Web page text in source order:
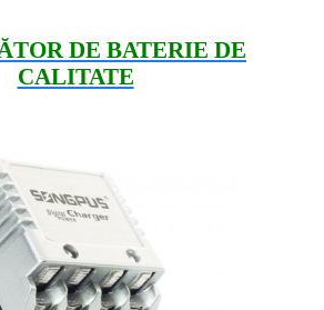
DE BATERIE DE
CALITATE